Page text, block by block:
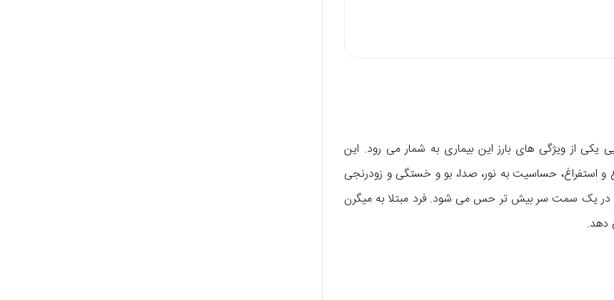
از ویژگی های بارز این بیماری به شمار می رود. این
استفراغ، حساسیت به نور، صدا، بو و خستگی و زودرنجی
در یک سمت سر بیش تر حس می شود. فرد مبتلا به میگرن
دهد.